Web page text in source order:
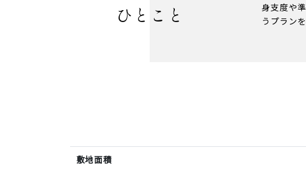
ひとこと
身支度や
うプラン
敷地面積